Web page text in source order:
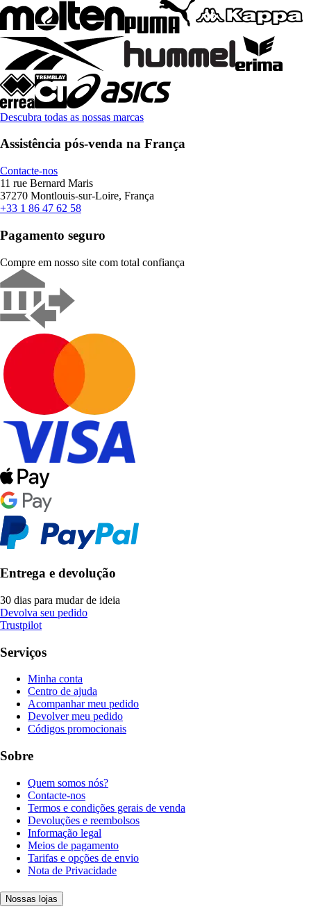
Descubra todas as nossas marcas
Assistência pós-venda na França
Contacte-nos
11 rue Bernard Maris
37270 Montlouis-sur-Loire, França
+33 1 86 47 62 58
Pagamento seguro
Compre em nosso site com total confiança
Entrega e devolução
30 dias para mudar de ideia
Devolva seu pedido
Trustpilot
Serviços
Minha conta
Centro de ajuda
Acompanhar meu pedido
Devolver meu pedido
Códigos promocionais
Sobre
Quem somos nós?
Contacte-nos
Termos e condições gerais de venda
Devoluções e reembolsos
Informação legal
Meios de pagamento
Tarifas e opções de envio
Nota de Privacidade
Nossas lojas